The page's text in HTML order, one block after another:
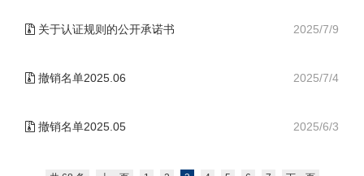
关于认证规则的公开承诺书 2025/7/9
撤销名单2025.06 2025/7/4
撤销名单2025.05 2025/6/3